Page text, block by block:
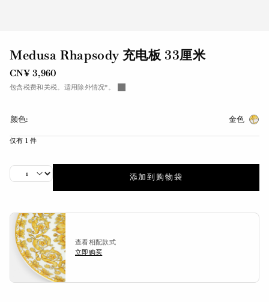
Medusa Rhapsody 充电板 33厘米
CN¥ 3,960
包含税费和关税。适用除外情况*。
颜色: 金色
仅有 1 件
添加到购物袋
查看相配款式
立即购买